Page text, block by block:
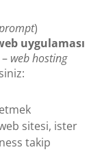
)
uygulaması
web hosting
sitesi, ister
takip